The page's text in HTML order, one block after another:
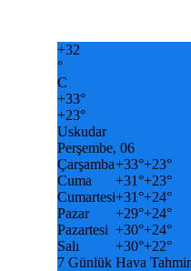
+32
°
C
+33°
+23°
Uskudar
Perşembe, 06
Çarşamba+33°+23°
Cuma
+31°+23°
Cumartesi+31°+24°
Pazar
+29°+24°
Pazartesi +30°+24°
Salı
+30°+22°
7 Günlük Hava